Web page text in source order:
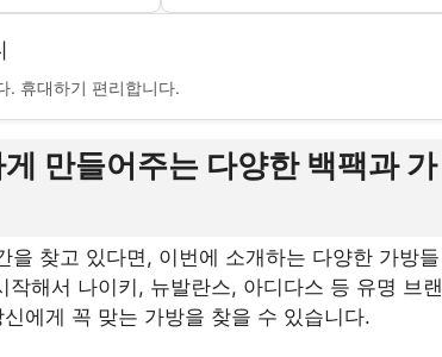
. 휴대하기 편리합니다.
만들어주는 다양한 백팩과 가
찾고 있다면, 이번에 소개하는 다양한 가방들
해서 나이키, 뉴발란스, 아디다스 등 유명 브랜
에게 꼭 맞는 가방을 찾을 수 있습니다.